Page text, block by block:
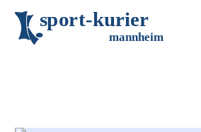
sport-kurier
mannheim